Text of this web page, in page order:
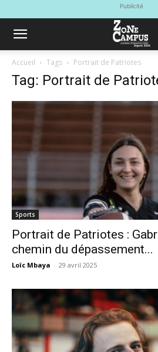
Publicité
Accueil Tags Portrait de Patriotes
Tag: Portrait de
Sports
Portrait de Patriotes :
chemin du dépassement...
Loïc Mbaya - 29 avril 2025